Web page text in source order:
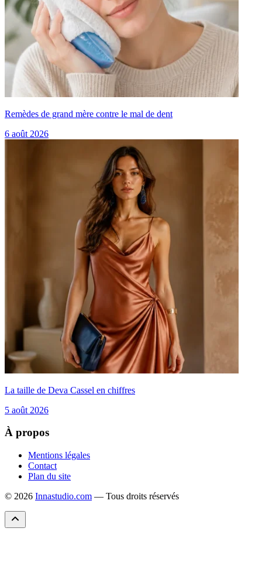
Remèdes de grand mère contre le mal de dent
6 août 2026
La taille de Deva Cassel en chiffres
5 août 2026
À propos
Mentions légales
Contact
Plan du site
© 2026 Innastudio.com — Tous droits réservés